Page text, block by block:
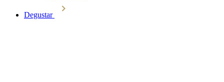
Degustar